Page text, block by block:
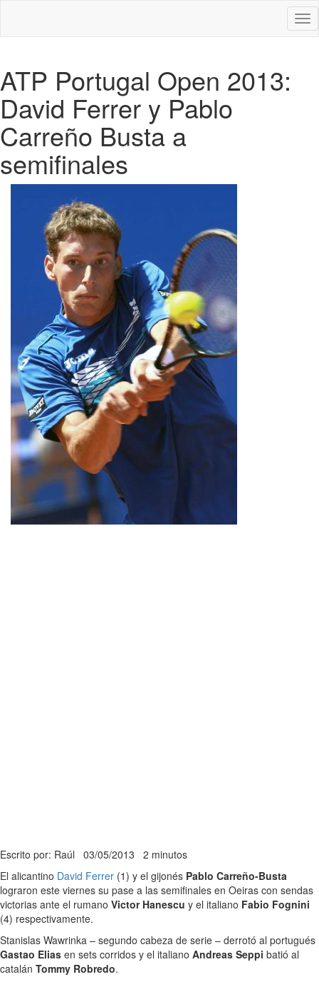
ATP Portugal Open 2013:
David Ferrer y Pablo
Carreño Busta a
semifinales
Escrito por: Raúl 03/05/2013 2 minutos
El alicantino David Ferrer (1) y el gijonés Pablo Carreño-Busta
lograron este viernes su pase a las semifinales en Oeiras con sendas
victorias ante el rumano Victor Hanescu y el italiano Fabio Fognini
(4) respectivamente.
Stanislas Wawrinka – segundo cabeza de serie – derrotó al portugués
Gastao Elias en sets corridos y el italiano Andreas Seppi batió al
catalán Tommy Robredo.